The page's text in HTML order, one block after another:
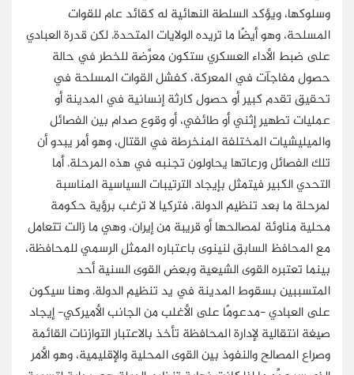
وسلوكها، ويؤكد السلطة النهائية له كقائد عام للقوات
المسلحة، وهو أيضًا ما تريده الولايات المتحدة. لكن قدرة العبادي
على ضبط الأداء العسكري ستكون معرَّضة للخطر في حالة
حصول مفاجآت في المعركة، كفشل القوات المسلحة في
تحقيق تقدم كبير أو حصول كارثة إنسانية في المدينة أو
عمليات تطهير إثني أو طائفي، أو وقوع صدام بين الفصائل
والميليشيات المختلفة المنخرطة في القتال، وهو أمر يبدو أن
تلك الفصائل ورعاتها يحاولون تجنبه في هذه المرحلة. أما
التحدي الكبير فيتمثل بإيجاد الترتيبات السياسية المناسبة
لمرحلة ما بعد تنظيم الدولة، فتركيا لا ترغب برؤية حكومة
محلية مناوئة لمصالحها أو قريبة من إيران، وهي ما زالت تتعامل
مع المحافظ السابق لنينوى باعتباره الممثل الرسمي للمحافظة،
بينما تعتبره القوى الشيعية وبعض القوى السنية أحد
المتسببين بسقوط المدينة في يد تنظيم الدولة. وهنا سيكون
على العبادي -مدعومًا على الأغلب من الجانب الأميركي- إيجاد
صيغة انتقالية لإدارة المحافظة تأخذ بالاعتبار التوازنات القائمة
وصراع المصالح والنفوذ بين القوى المحلية والإقليمية، وهو الأمر